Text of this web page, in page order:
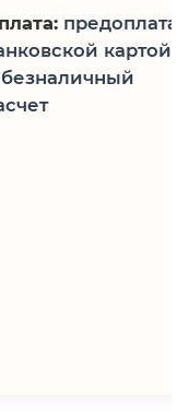
предоплата,
картой